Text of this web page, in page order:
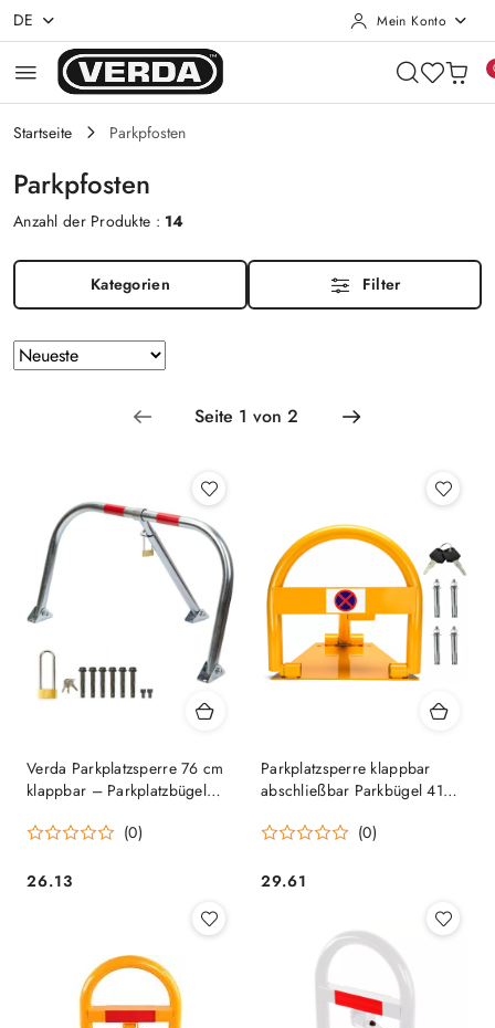
Zum Inhalt springen
Zur Suche
Gehen Sie zu meinem Konto
Zum Hauptmenü
Gehe zu Fuß
DE Mein Konto
Startseite Parkpfosten
Parkpfosten
Anzahl der Produkte : 14
Kategorien Filter
Sortierung
angewendet:
Sortieren
nach
Verda Parkplatzsperre 76 cm
klappbar – Parkplatzbügel
(0)
Preis:
26.13
Parkplatzsperre klappbar
abschließbar Parkbügel 41
SN1828
(0)
Preis:
29.61